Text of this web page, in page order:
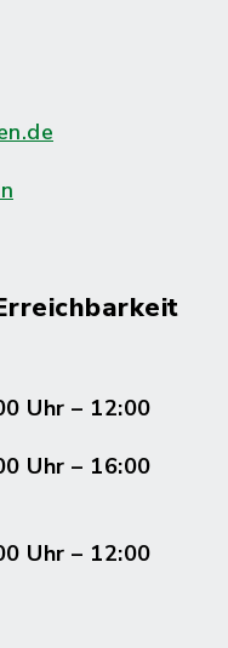
Uhr – 12:00
Uhr – 16:00
Uhr – 12:00